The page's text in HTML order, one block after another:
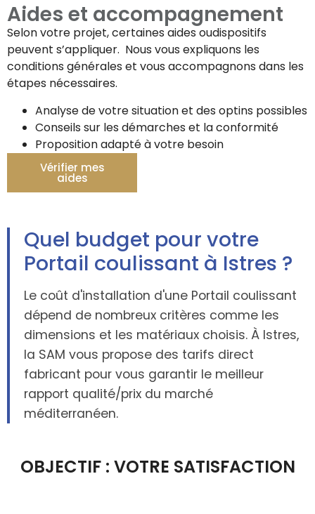
Aides et accompagnement
Selon votre projet, certaines aides oudispositifs
peuvent s’appliquer. Nous vous expliquons les
conditions générales et vous accompagnons dans les
étapes nécessaires.
Analyse de votre situation et des optins possibles
Conseils sur les démarches et la conformité
Proposition adapté à votre besoin
Vérifier mes
aides
Quel budget pour votre
Portail coulissant à Istres ?
Le coût d'installation d'une Portail coulissant
dépend de nombreux critères comme les
dimensions et les matériaux choisis. À Istres,
la SAM vous propose des tarifs direct
fabricant pour vous garantir le meilleur
rapport qualité/prix du marché
méditerranéen.
OBJECTIF : VOTRE SATISFACTION